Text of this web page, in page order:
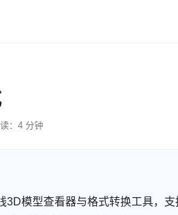
：4 分钟
模型查看器与格式转换工具，